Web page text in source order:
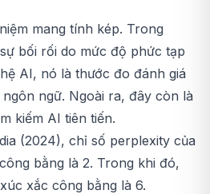
mang tính kép. Trong
bối rối do mức độ phức tạp
AI, nó là thước đo đánh giá
ngữ. Ngoài ra, đây còn là
kiếm AI tiên tiến.
(2024), chỉ số perplexity của
bằng là 2. Trong khi đó,
xắc công bằng là 6.